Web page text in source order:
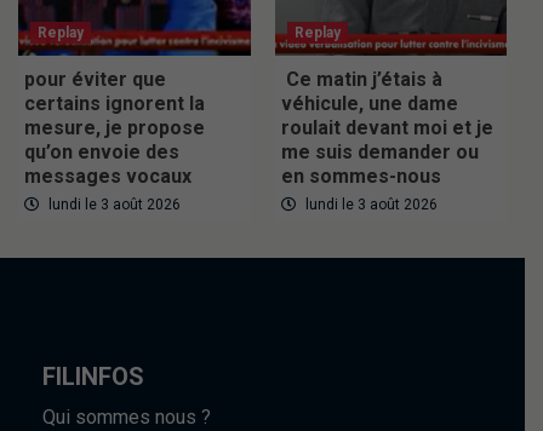
Replay
pour éviter que
certains ignorent la
mesure, je propose
qu’on envoie des
messages vocaux
lundi le 3 août 2026
Replay
Ce matin j’étais à
véhicule, une dame
roulait devant moi et je
me suis demander ou
en sommes-nous
lundi le 3 août 2026
FILINFOS
Qui sommes nous ?